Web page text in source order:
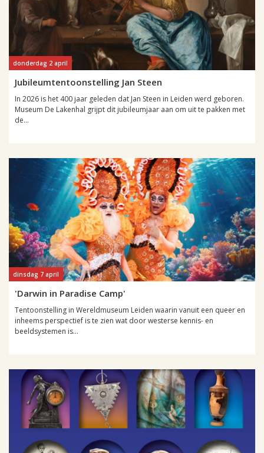
donderdag 2 april
Jubileumtentoonstelling Jan Steen
In 2026 is het 400 jaar geleden dat Jan Steen in Leiden werd geboren.
Museum De Lakenhal grijpt dit jubileumjaar aan om uit te pakken met
de...
dinsdag 7 april
'Darwin in Paradise Camp'
Tentoonstelling in Wereldmuseum Leiden waarin vanuit een queer en
inheems perspectief is te zien wat door westerse kennis- en
beeldsystemen is...